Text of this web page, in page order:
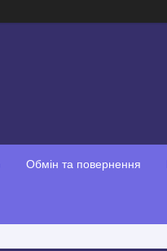
Обмін та повернення